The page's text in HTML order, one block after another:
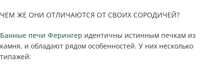
ЧЕМ ЖЕ ОНИ ОТЛИЧАЮТСЯ ОТ СВОИХ СОРОДИЧЕЙ?
Банные печи Ферингер идентичны истинным печкам из
камня, и обладают рядом особенностей. У них несколько
типажей: